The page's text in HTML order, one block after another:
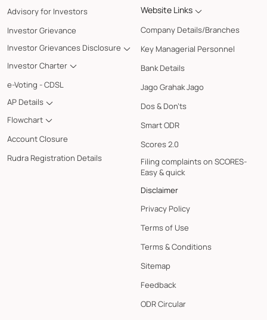
Advisory for Investors
Investor Grievance
Investor Grievances Disclosure
Investor Charter
e-Voting - CDSL
AP Details
Flowchart
Account Closure
Rudra Registration Details
Website Links
Company Details/Branches
Key Managerial Personnel
Bank Details
Jago Grahak Jago
Dos & Don'ts
Smart ODR
Scores 2.0
Filing complaints on SCORES-
Easy & quick
Disclaimer
Privacy Policy
Terms of Use
Terms & Conditions
Sitemap
Feedback
ODR Circular